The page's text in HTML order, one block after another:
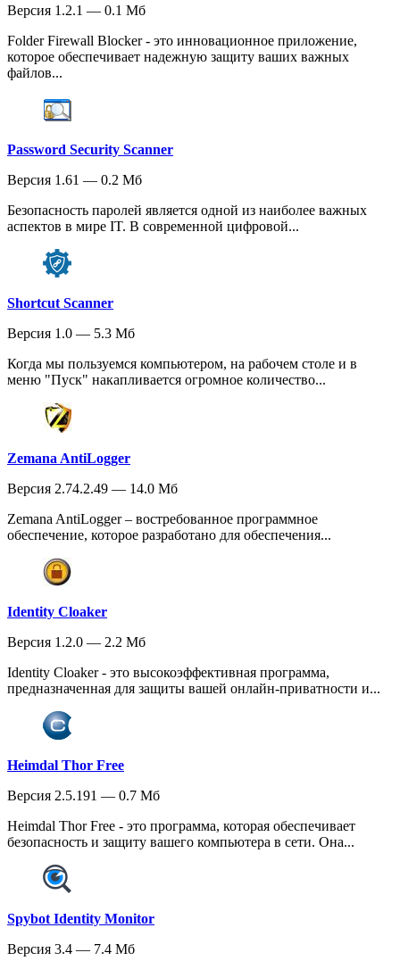
Версия 1.2.1 — 0.1 Мб
Folder Firewall Blocker - это инновационное приложение,
которое обеспечивает надежную защиту ваших важных
файлов...
Password Security Scanner
Версия 1.61 — 0.2 Мб
Безопасность паролей является одной из наиболее важных
аспектов в мире IT. В современной цифровой...
Shortcut Scanner
Версия 1.0 — 5.3 Мб
Когда мы пользуемся компьютером, на рабочем столе и в
меню "Пуск" накапливается огромное количество...
Zemana AntiLogger
Версия 2.74.2.49 — 14.0 Мб
Zemana AntiLogger – востребованное программное
обеспечение, которое разработано для обеспечения...
Identity Cloaker
Версия 1.2.0 — 2.2 Мб
Identity Cloaker - это высокоэффективная программа,
предназначенная для защиты вашей онлайн-приватности и...
Heimdal Thor Free
Версия 2.5.191 — 0.7 Мб
Heimdal Thor Free - это программа, которая обеспечивает
безопасность и защиту вашего компьютера в сети. Она...
Spybot Identity Monitor
Версия 3.4 — 7.4 Мб